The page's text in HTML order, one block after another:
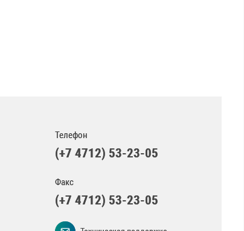
Телефон
(+7 4712) 53-23-05
Факс
(+7 4712) 53-23-05